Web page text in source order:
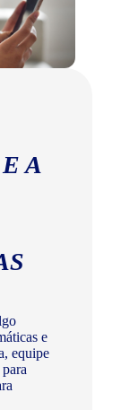
A
e
equipe